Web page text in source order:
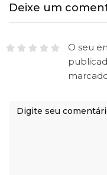
Deixe um
O seu